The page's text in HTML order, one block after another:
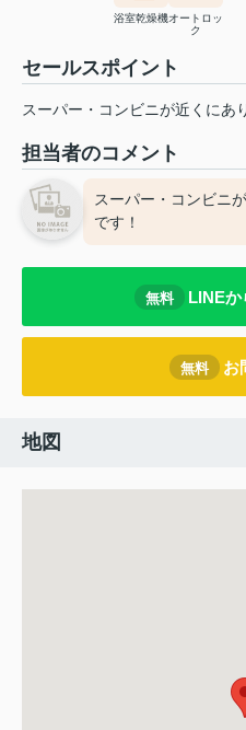
浴室乾燥機オートロッ
ク
セールスポイント
スーパー・コンビニが近くにあ
担当者のコメント
スーパー・コンビニ
です！
無料 LINEか
無料 お
地図